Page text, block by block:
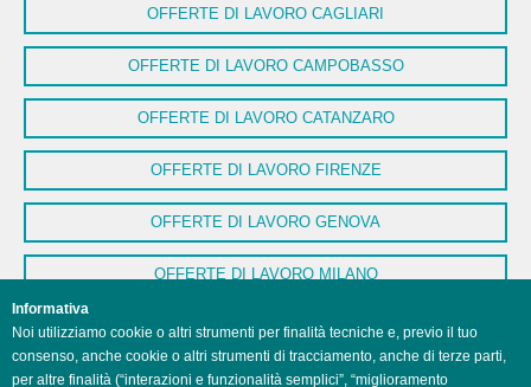
OFFERTE DI LAVORO CAGLIARI
OFFERTE DI LAVORO CAMPOBASSO
OFFERTE DI LAVORO CATANZARO
OFFERTE DI LAVORO FIRENZE
OFFERTE DI LAVORO GENOVA
OFFERTE DI LAVORO MILANO
OFFERTE DI LAVORO NAPOLI
OFFERTE DI LAVORO PALERMO
Informativa
Noi utilizziamo cookie o altri strumenti per finalità tecniche e, previo il tuo
consenso, anche cookie o altri strumenti di tracciamento, anche di terze parti,
per altre finalità (“interazioni e funzionalità semplici”, “miglioramento